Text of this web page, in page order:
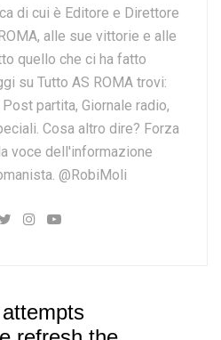
di cui è Editore e Direttore
alle sue vittorie e alle
quello che ci ha fatto
su Tutto AS ROMA trovi:
partita, Giornale radio,
Cosa altro dire? Forza
voce dell'informazione
@RobiMoli